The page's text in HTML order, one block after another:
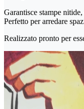
Garantisce stampe
Perfetto per arredare
Realizzato pronto per